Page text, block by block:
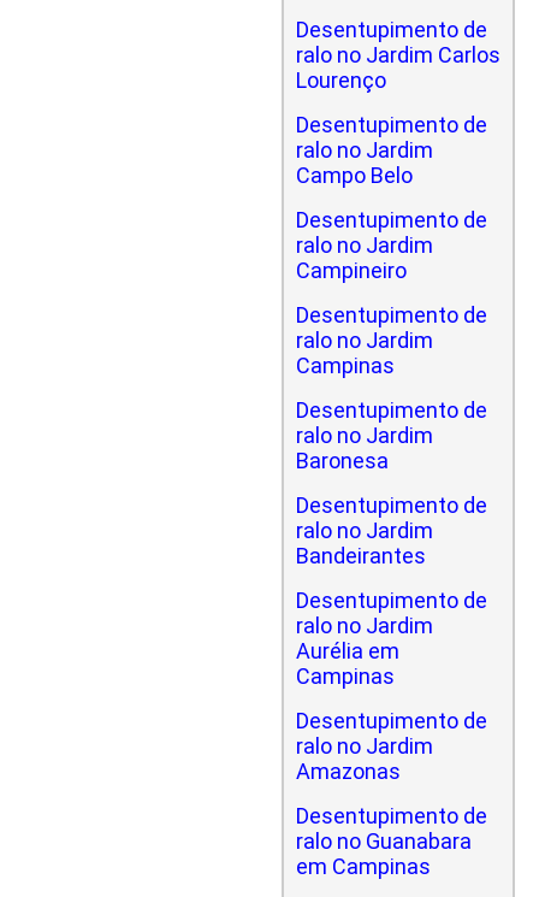
Desentupimento de
ralo no Jardim Carlos
Lourenço
Desentupimento de
ralo no Jardim
Campo Belo
Desentupimento de
ralo no Jardim
Campineiro
Desentupimento de
ralo no Jardim
Campinas
Desentupimento de
ralo no Jardim
Baronesa
Desentupimento de
ralo no Jardim
Bandeirantes
Desentupimento de
ralo no Jardim
Aurélia em
Campinas
Desentupimento de
ralo no Jardim
Amazonas
Desentupimento de
ralo no Guanabara
em Campinas